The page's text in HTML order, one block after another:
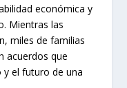
económica y
Mientras las
miles de familias
acuerdos que
y el futuro de una